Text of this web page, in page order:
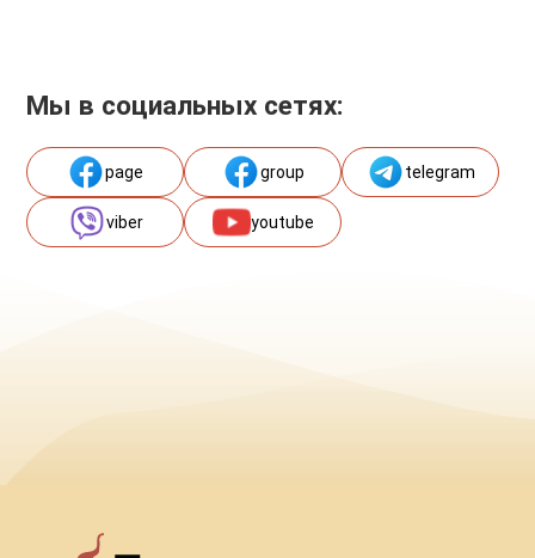
Мы в социальных сетях:
page group telegram
viber youtube